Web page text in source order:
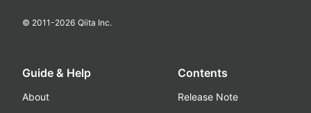
© 2011-2026 Qiita Inc.
Guide & Help
About
Contents
Release Note